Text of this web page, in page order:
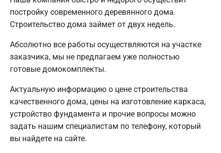
постройку современного деревянного дома.
Строительство дома займет от двух недель.
Абсолютно все работы осуществляются на участке
заказчика, мы не предлагаем уже полностью
готовые домокомплекты.
Актуальную информацию о цене строительства
качественного дома, цены на изготовление каркаса,
устройство фундамента и прочие вопросы можно
задать нашим специалистам по телефону, который
вы найдете на сайте.